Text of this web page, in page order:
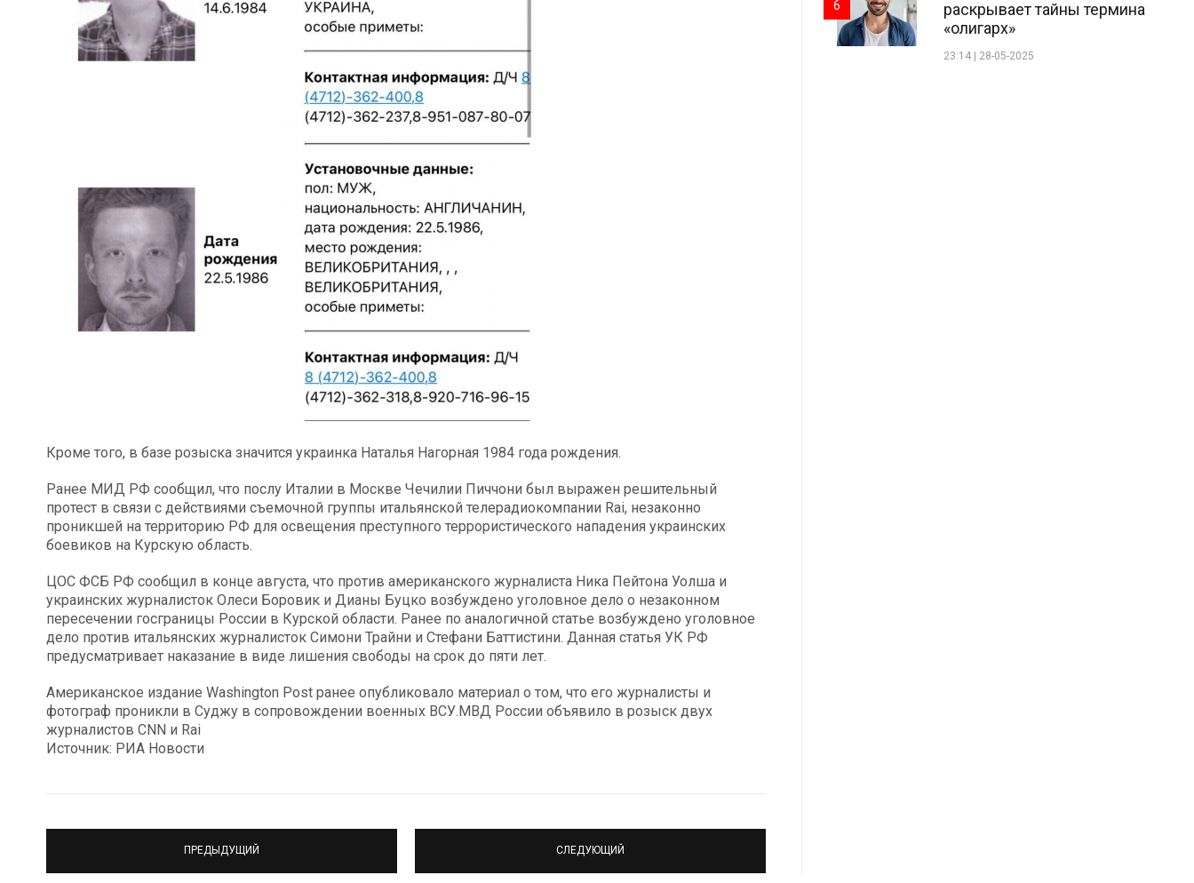
Кроме того, в базе розыска значится украинка Наталья Нагорная 1984 года рождения.
Ранее МИД РФ сообщил, что послу Италии в Москве Чечилии Пиччони был выражен решительный
протест в связи с действиями съемочной группы итальянской телерадиокомпании Rai, незаконно
проникшей на территорию РФ для освещения преступного террористического нападения украинских
боевиков на Курскую область.
ЦОС ФСБ РФ сообщил в конце августа, что против американского журналиста Ника Пейтона Уолша и
украинских журналисток Олеси Боровик и Дианы Буцко возбуждено уголовное дело о незаконном
пересечении госграницы России в Курской области. Ранее по аналогичной статье возбуждено уголовное
дело против итальянских журналисток Симони Трайни и Стефани Баттистини. Данная статья УК РФ
предусматривает наказание в виде лишения свободы на срок до пяти лет.
Американское издание Washington Post ранее опубликовало материал о том, что его журналисты и
фотограф проникли в Суджу в сопровождении военных ВСУ.МВД России объявило в розыск двух
журналистов CNN и Rai
Источник: РИА Новости
ПРЕДЫДУЩИЙ СЛЕДУЮЩИЙ
раскрывает тайны термина
«олигарх»
23:14 | 28-05-2025
6